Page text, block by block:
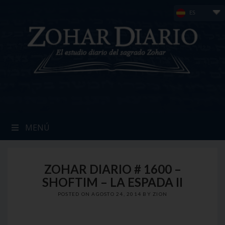
ES
MENÚ
ZOHAR DIARIO # 1600 –
SHOFTIM – LA ESPADA II
POSTED ON AGOSTO 24, 2014 BY ZION